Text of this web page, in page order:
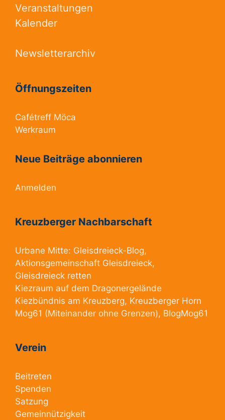
Veranstaltungen
Kalender
Newsletterarchiv
Öffnungszeiten
Cafétreff Möca
Werkraum
Neue Beiträge abonnieren
Anmelden
Kreuzberger Nachbarschaft
Urbane Mitte: Gleisdreieck-Blog,
Aktionsgemeinschaft Gleisdreieck,
Gleisdreieck retten
Kiezraum auf dem Dragonergelände
Kiezbündnis am Kreuzberg, Kreuzberger Horn
Mog61 (Miteinander ohne Grenzen), BlogMog61
Verein
Beitreten
Spenden
Satzung
Gemeinnützigkeit